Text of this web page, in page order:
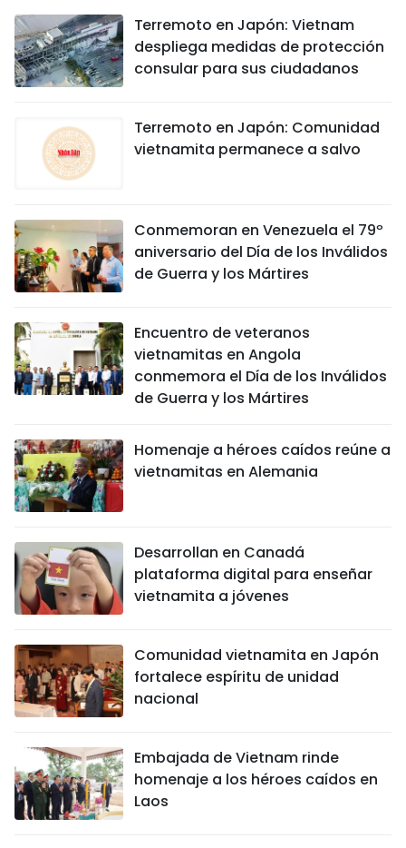
Terremoto en Japón: Vietnam
despliega medidas de protección
consular para sus ciudadanos
Terremoto en Japón: Comunidad
vietnamita permanece a salvo
Conmemoran en Venezuela el 79º
aniversario del Día de los Inválidos
de Guerra y los Mártires
Encuentro de veteranos
vietnamitas en Angola
conmemora el Día de los Inválidos
de Guerra y los Mártires
Homenaje a héroes caídos reúne a
vietnamitas en Alemania
Desarrollan en Canadá
plataforma digital para enseñar
vietnamita a jóvenes
Comunidad vietnamita en Japón
fortalece espíritu de unidad
nacional
Embajada de Vietnam rinde
homenaje a los héroes caídos en
Laos